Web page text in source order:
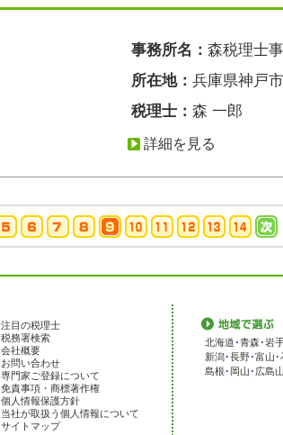
事務所名： 森税理士
所在地： 兵庫県神戸
税理士： 森 一郎
詳細を見る
注目の税理士
税務署検索
会社概要
お問い合わせ
専門家ご登録について
免責事項・商標著作権
個人情報保護方針
当社が取扱う個人情報について
サイトマップ
北海道 ･青森･岩
新潟･長野･富山 ･
島根 ･ 岡山 ･ 広島